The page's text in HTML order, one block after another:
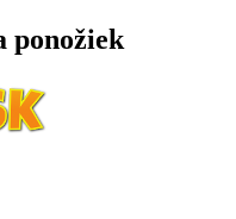
ponožiek